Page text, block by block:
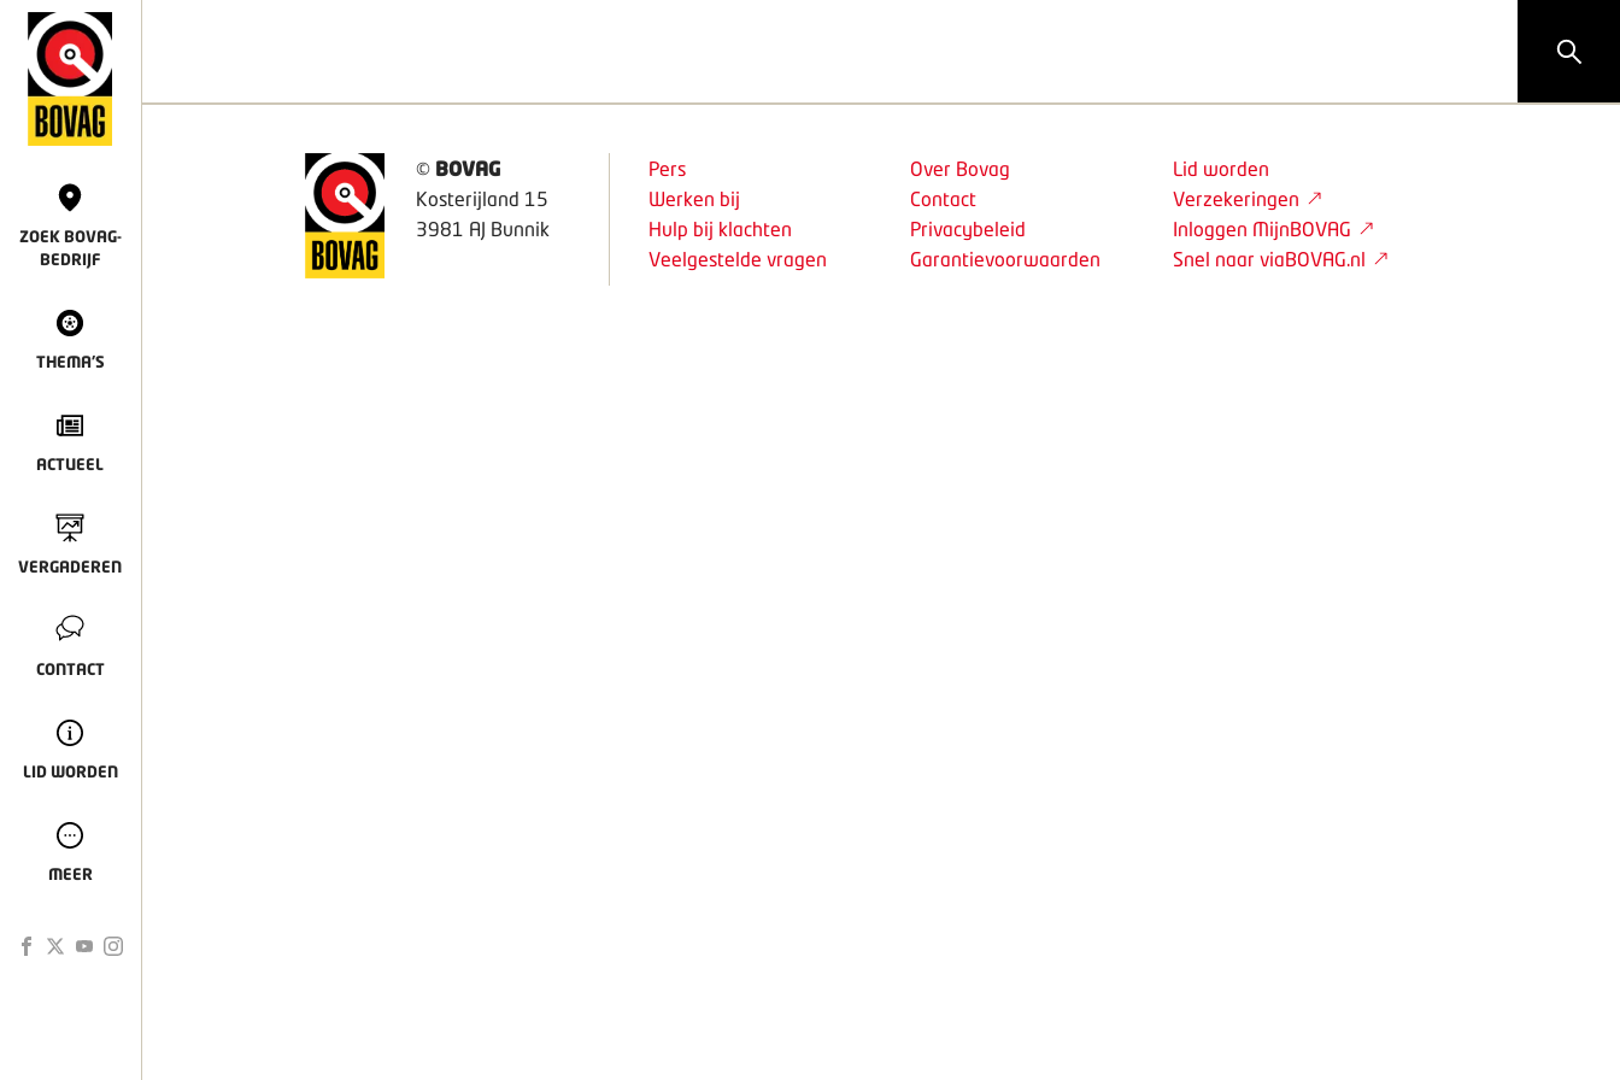
ZOEK BOVAG-
BEDRIJF
THEMA'S
ACTUEEL
VERGADEREN
CONTACT
LID WORDEN
MEER
© BOVAG
Kosterijland 15
3981 AJ Bunnik
Pers
Werken bij
Hulp bij klachten
Veelgestelde vragen
Over Bovag
Contact
Privacybeleid
Garantievoorwaarden
Lid worden
Verzekeringen
Inloggen MijnBOVAG
Snel naar viaBOVAG.nl